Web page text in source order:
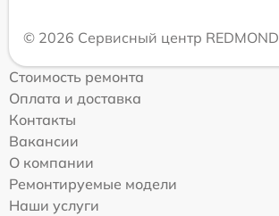
© 2026 Сервисный центр REDMOND
Стоимость ремонта
Оплата и доставка
Контакты
Вакансии
О компании
Ремонтируемые модели
Наши услуги